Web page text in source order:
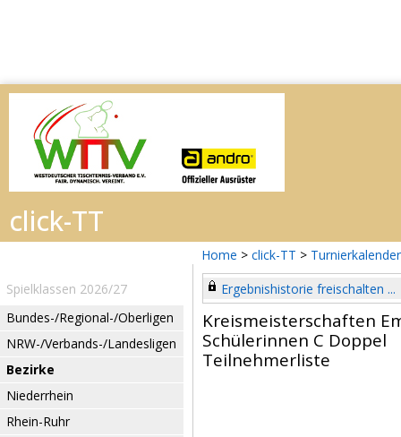
Home > click-TT > Turnierkalender
Spielklassen 2026/27
Bundes-/Regional-/Oberligen
NRW-/Verbands-/Landesligen
Bezirke
Niederrhein
Rhein-Ruhr
Ergebnishistorie freischalten ...
Kreismeisterschaften
Schülerinnen C Doppel
Teilnehmerliste